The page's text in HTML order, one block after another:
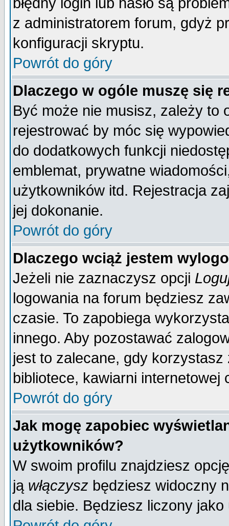
z administratorem forum, gdyż
konfiguracji skryptu.
Powrót do góry
Dlaczego w ogóle muszę się
Być może nie musisz, zależy to
rejestrować by móc się
do dodatkowych funkcji
emblemat, prywatne
użytkowników itd. Rejestracja
jej dokonanie.
Powrót do góry
Dlaczego wciąż jestem
Jeżeli nie zaznaczysz opcji
logowania na forum będziesz
czasie. To zapobiega
innego. Aby pozostawać
jest to zalecane, gdy
bibliotece, kawiarni internetowej
Powrót do góry
Jak mogę zapobiec
użytkowników?
W swoim profilu znajdziesz
ją włączysz będziesz widoczny
dla siebie. Będziesz liczony